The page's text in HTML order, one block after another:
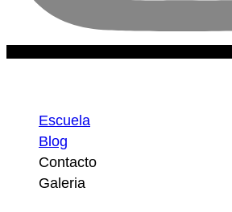
Escuela
Blog
Contacto
Galeria